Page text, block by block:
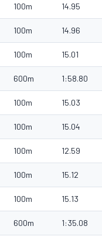
100m 14.95
100m 14.96
100m 15.01
600m 1:58.80
100m 15.03
100m 15.04
100m 12.59
100m 15.12
100m 15.13
600m 1:35.08